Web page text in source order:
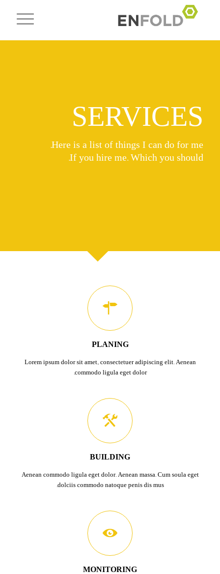
SERVICES
Here is a list of things I can do for me.
If you hire me. Which you should.
PLANING
Lorem ipsum dolor sit amet, consectetuer adipiscing elit. Aenean
commodo ligula eget dolor.
BUILDING
Aenean commodo ligula eget dolor. Aenean massa. Cum soula eget
dolciis commodo natoque penis dis mus.
MONITORING